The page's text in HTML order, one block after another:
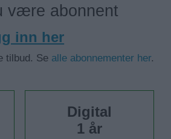
være abonnent
inn her
tilbud. Se alle abonnementer her.
Digital
1 år